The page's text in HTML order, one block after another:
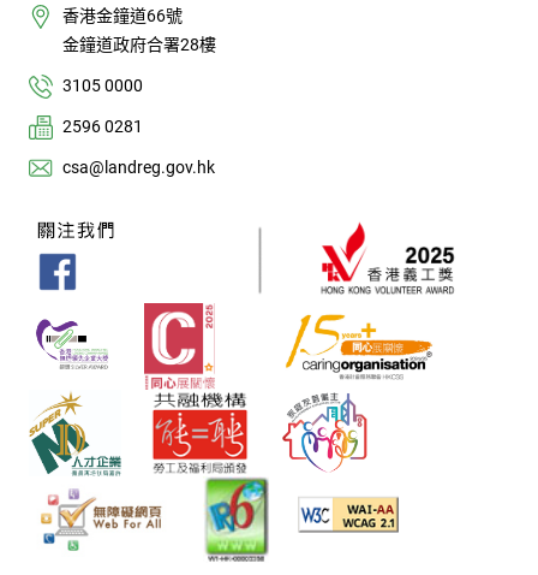
香港金鐘道66號
金鐘道政府合署28樓
3105 0000
2596 0281
csa@landreg.gov.hk